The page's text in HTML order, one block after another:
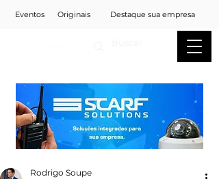
Eventos Originais Destaque sua empresa
Rodrigo Soupe